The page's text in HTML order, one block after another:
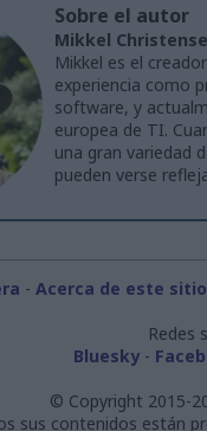
Sobre el autor
Mikkel
Mikkel es el
experiencia como
software, y
europea de TI.
una gran variedad
pueden verse
- Acerca de este
Redes
Bluesky-
© Copyright 2015-
sus contenidos están